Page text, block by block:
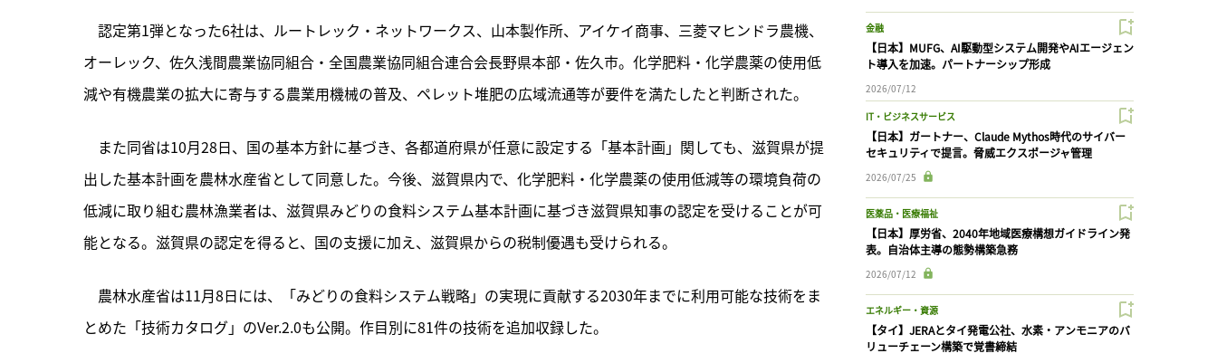
認定第1弾となった6社は、ルートレック・ネットワークス、山本製作所、アイケイ商事、三菱マヒンドラ農機、
オーレック、佐久浅間農業協同組合・全国農業協同組合連合会長野県本部・佐久市。化学肥料・化学農薬の使用低
減や有機農業の拡大に寄与する農業用機械の普及、ペレット堆肥の広域流通等が要件を満たしたと判断された。
また同省は10月28日、国の基本方針に基づき、各都道府県が任意に設定する「基本計画」関しても、滋賀県が提
出した基本計画を農林水産省として同意した。今後、滋賀県内で、化学肥料・化学農薬の使用低減等の環境負荷の
低減に取り組む農林漁業者は、滋賀県みどりの食料システム基本計画に基づき滋賀県知事の認定を受けることが可
能となる。滋賀県の認定を得ると、国の支援に加え、滋賀県からの税制優遇も受けられる。
農林水産省は11月8日には、「みどりの食料システム戦略」の実現に貢献する2030年までに利用可能な技術をま
とめた「技術カタログ」のVer.2.0も公開。作目別に81件の技術を追加収録した。
金融
【日本】MUFG、AI駆動型システム開発やAIエージェン
ト導入を加速。パートナーシップ形成
2026/07/12
IT・ビジネスサービス
【日本】ガートナー、Claude Mythos時代のサイバー
セキュリティで提言。脅威エクスポージャ管理
2026/07/25
医薬品・医療福祉
【日本】厚労省、2040年地域医療構想ガイドライン発
表。自治体主導の態勢構築急務
2026/07/12
エネルギー・資源
【タイ】JERAとタイ発電公社、水素・アンモニアのバ
リューチェーン構築で覚書締結